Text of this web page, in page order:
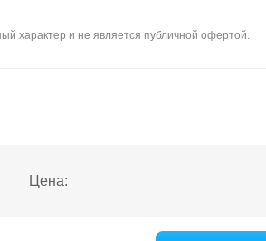
характер и не является публичной офертой.
Цена: